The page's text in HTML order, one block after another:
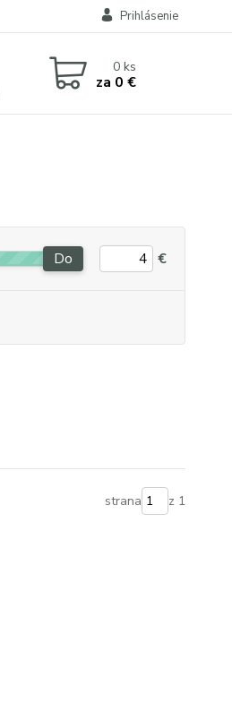
Prihlásenie
0ks
za 0 €
Do €
strana z 1